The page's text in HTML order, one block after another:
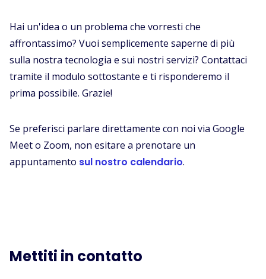
Hai un'idea o un problema che vorresti che
affrontassimo? Vuoi semplicemente saperne di più
sulla nostra tecnologia e sui nostri servizi? Contattaci
tramite il modulo sottostante e ti risponderemo il
prima possibile. Grazie!
Se preferisci parlare direttamente con noi via Google
Meet o Zoom, non esitare a prenotare un
appuntamento sul nostro calendario.
Mettiti in contatto